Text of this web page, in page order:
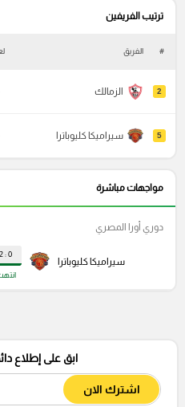
ترتيب الفريفين
# الفريق
2 الزمالك
5 سيراميكا كليوباترا
مواجهات مباشرة
سيراميكا كليوباترا
0 : 2
دوري أورا المصري
ابق على إطلاع
اشترك الان